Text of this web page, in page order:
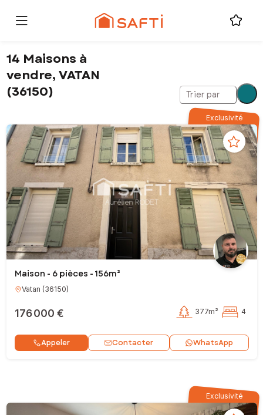
14 Maisons à
vendre, VATAN
(36150)
Trier par
Exclusivité
Maison - 6 pièces - 156m²
Vatan (36150)
176 000 € 377m² 4
Appeler Contacter WhatsApp
Exclusivité